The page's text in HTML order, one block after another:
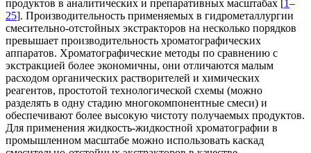
продуктов в аналитических и препаративных масштабах [1–
25]. Производительность применяемых в гидрометаллургии
смесительно-отстойных экстракторов на несколько порядков
превышает производительность хроматографических
аппаратов. Хроматографические методы по сравнению с
экстракцией более экономичны, они отличаются малым
расходом органических растворителей и химических
реагентов, простотой технологической схемы (можно
разделять в одну стадию многокомпонентные смеси) и
обеспечивают более высокую чистоту получаемых продуктов.
Для применения жидкость-жидкостной хроматографии в
промышленном масштабе можно использовать каскад